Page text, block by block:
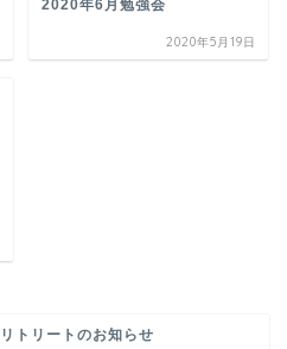
2020年6月勉強会
2020年5月19日
トリートのお知らせ